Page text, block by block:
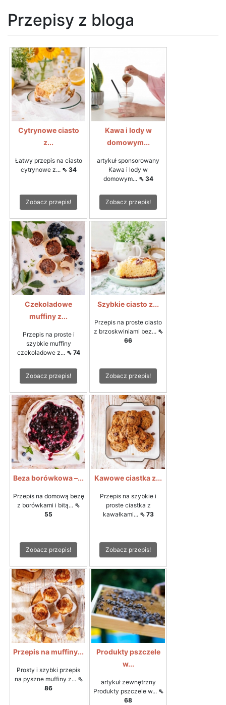
Przepisy z bloga
Cytrynowe ciasto
z...
Łatwy przepis na ciasto
cytrynowe z... ⇖ 34
Zobacz przepis!
Kawa i lody w
domowym...
artykuł sponsorowany
Kawa i lody w
domowym... ⇖ 34
Zobacz przepis!
Czekoladowe
muffiny z...
Przepis na proste i
szybkie muffiny
czekoladowe z... ⇖ 74
Zobacz przepis!
Szybkie ciasto z...
Przepis na proste ciasto
z brzoskwiniami bez... ⇖
66
Zobacz przepis!
Beza borówkowa –...
Przepis na domową bezę
z borówkami i bitą... ⇖
55
Zobacz przepis!
Kawowe ciastka z...
Przepis na szybkie i
proste ciastka z
kawałkami... ⇖ 73
Zobacz przepis!
Przepis na muffiny...
Prosty i szybki przepis
na pyszne muffiny z... ⇖
86
Produkty pszczele
w...
artykuł zewnętrzny
Produkty pszczele w... ⇖
68